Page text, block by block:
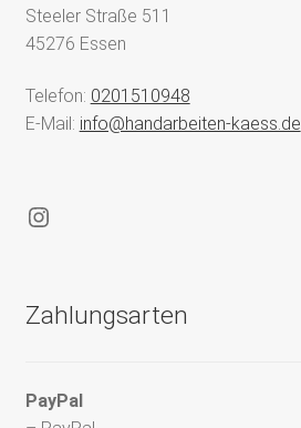
Steeler Straße 511
45276 Essen
Telefon: 0201510948
E-Mail: info@handarbeiten-kaess.de
Instagram
Zahlungsarten
PayPal